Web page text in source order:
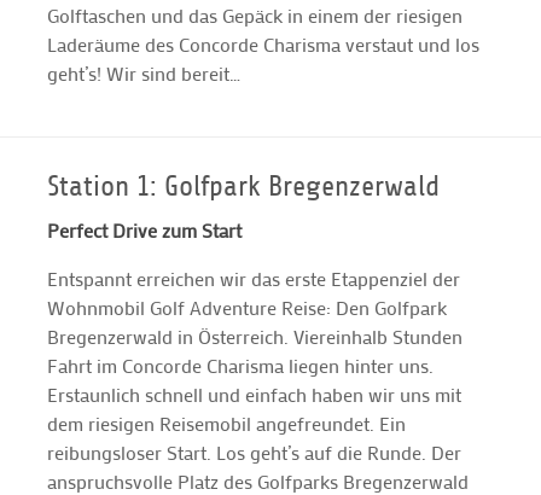
Golftaschen und das Gepäck in einem der riesigen
Laderäume des Concorde Charisma verstaut und los
geht’s! Wir sind bereit…
Station 1: Golfpark Bregenzerwald
Perfect Drive zum Start
Entspannt erreichen wir das erste Etappenziel der
Wohnmobil Golf Adventure Reise: Den Golfpark
Bregenzerwald in Österreich. Viereinhalb Stunden
Fahrt im Concorde Charisma liegen hinter uns.
Erstaunlich schnell und einfach haben wir uns mit
dem riesigen Reisemobil angefreundet. Ein
reibungsloser Start. Los geht’s auf die Runde. Der
anspruchsvolle Platz des Golfparks Bregenzerwald